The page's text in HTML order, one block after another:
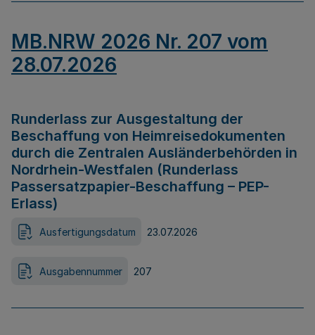
MB.NRW 2026 Nr. 207 vom
28.07.2026
Runderlass zur Ausgestaltung der
Beschaffung von Heimreisedokumenten
durch die Zentralen Ausländerbehörden in
Nordrhein-Westfalen (Runderlass
Passersatzpapier-Beschaffung – PEP-
Erlass)
Ausfertigungsdatum 23.07.2026
Ausgabennummer 207